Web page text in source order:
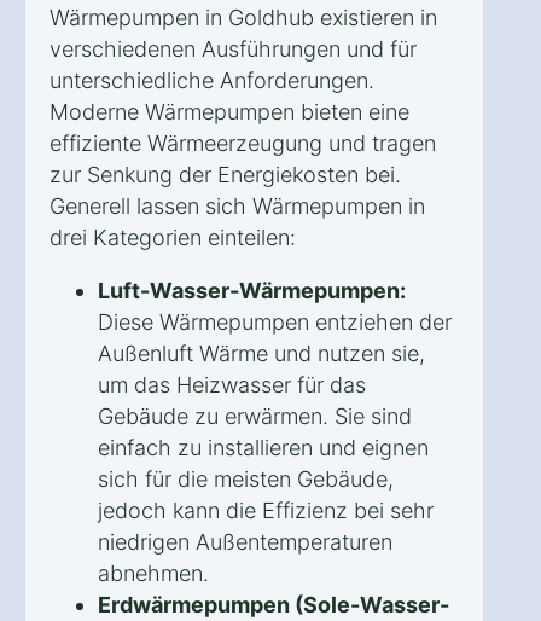
Wärmepumpen in Goldhub existieren in
verschiedenen Ausführungen und für
unterschiedliche Anforderungen.
Moderne Wärmepumpen bieten eine
effiziente Wärmeerzeugung und tragen
zur Senkung der Energiekosten bei.
Generell lassen sich Wärmepumpen in
drei Kategorien einteilen:
Luft-Wasser-Wärmepumpen:
Diese Wärmepumpen entziehen der
Außenluft Wärme und nutzen sie,
um das Heizwasser für das
Gebäude zu erwärmen. Sie sind
einfach zu installieren und eignen
sich für die meisten Gebäude,
jedoch kann die Effizienz bei sehr
niedrigen Außentemperaturen
abnehmen.
Erdwärmepumpen (Sole-Wasser-